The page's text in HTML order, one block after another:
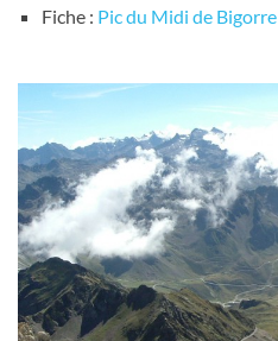
Fiche : Pic du Midi de Bigorre